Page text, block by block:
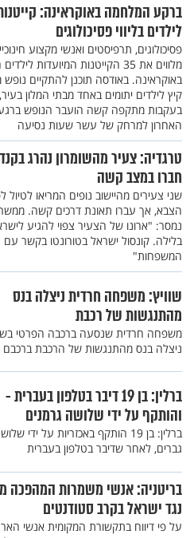
ברקע המלחמה באוקראינה:
לילדים בליווי פסיכולוגים
פסיכולוגים, תרפיסטים ואנשי מקצוע
מלווים את 35 הקייטנות המיועדות
באוקראינה. באודסה תוכנן להתקיים
קיץ לילדים יתומים באחד מבתי המלון
בעקבות מתקפה קשה הועבר הנופש
האחרון למרחק של עשר שעות נסיעה
טרגדיה: צעיר מהשומרון נהרג
חברו במצב קשה
שני צעירים מהיישוב נופים המריאו לטיול
הצבא, אך עברו תאונת דרכים קשה.
נמסר: "ארונו של הצעיר צפוי להגיע
בלילה. קונסול ישראל בטורונטו בקשר עם
המשפחות"
שוויץ: משפחה חרדית ניצלה בנס
מהתנגשות של רכבת
משפחה חרדית שנסעה ברכבה הפרטי
ניצלה בנס מהתנגשות של הרכבת ברכבם
ברלין: בן 19 דיבר בטלפון בעברית -
והותקף על ידי שלושה גרמנים
ברלין: בן 19 הותקף באכזריות על ידי
גברים, לאחר שדיבר בטלפון בעברית
בריטניה: אנשי משמרות המהפכה
נגד ישראל בקרב סטודנטים
על פי דיווח בתקשורת המקומית אנשי